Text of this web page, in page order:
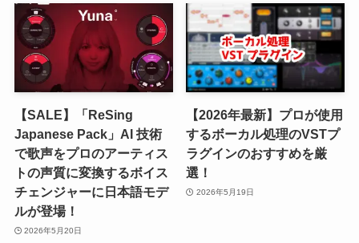
【SALE】「ReSing
Japanese Pack」AI 技術
で歌声をプロのアーティス
トの声質に変換するボイス
チェンジャーに日本語モデ
ルが登場！
2026年5月20日
【2026年最新】プロが使用
するボーカル処理のVSTプ
ラグインのおすすめを厳
選！
2026年5月19日